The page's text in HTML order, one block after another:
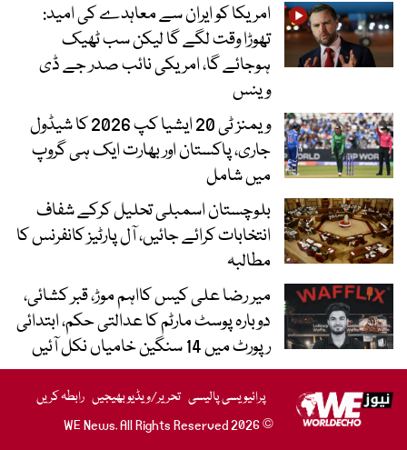
امریکا کو ایران سے معاہدے کی امید:
تھوڑا وقت لگے گا لیکن سب ٹھیک
ہوجائے گا، امریکی نائب صدر جے ڈی
وینس
ویمنز ٹی 20 ایشیا کپ 2026 کا شیڈول
جاری، پاکستان اور بھارت ایک ہی گروپ
میں شامل
بلوچستان اسمبلی تحلیل کرکے شفاف
انتخابات کرائے جائیں، آل پارٹیز کانفرنس کا
مطالبہ
میر رضا علی کیس کااہم موڑ، قبر کشائی،
دوبارہ پوسٹ مارٹم کا عدالتی حکم، ابتدائی
رپورٹ میں 14 سنگین خامیاں نکل آئیں
پرائیویسی پالیسی تحریر/ویڈیو بھیجیں رابطہ کریں
© 2026 WE News. All Rights Reserved